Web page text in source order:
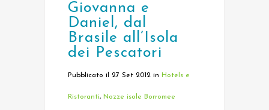
Giovanna e
Daniel, dal
Brasile all’Isola
dei Pescatori
Pubblicato il 27 Set 2012 in Hotels e
Ristoranti, Nozze isole Borromee